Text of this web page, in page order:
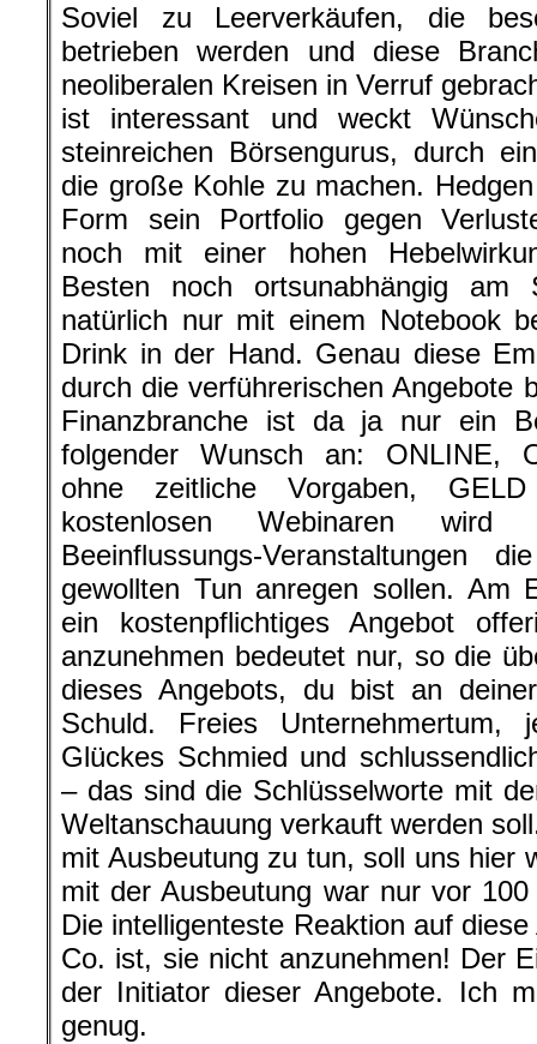
Soviel zu Leerverkäufen, die
betrieben werden und diese
neoliberalen Kreisen in Verruf
ist interessant und weckt
steinreichen Börsengurus, durch
die große Kohle zu machen.
Form sein Portfolio gegen
noch mit einer hohen
Besten noch ortsunabhängig
natürlich nur mit einem Notebook
Drink in der Hand. Genau diese
durch die verführerischen Angebote
Finanzbranche ist da ja nur ein
folgender Wunsch an: ONLINE,
ohne zeitliche Vorgaben,
kostenlosen Webinaren
Beeinflussungs-Veranstaltungen
gewollten Tun anregen sollen. Am
ein kostenpflichtiges Angebot
anzunehmen bedeutet nur, so die
dieses Angebots, du bist an
Schuld. Freies Unternehmertum,
Glückes Schmied und
– das sind die Schlüsselworte mit
Weltanschauung verkauft werden
mit Ausbeutung zu tun, soll uns hier
mit der Ausbeutung war nur vor
Die intelligenteste Reaktion auf
Co. ist, sie nicht anzunehmen! Der
der Initiator dieser Angebote. Ich
genug.